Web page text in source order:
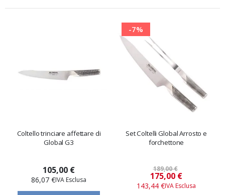
Coltello trinciare affettare di
Global G3
105,00 €
86,07 €
-7%
Set Coltelli Global Arrosto e
forchettone
189,00 €
Prezzo
speciale
175,00 €
143,44 €